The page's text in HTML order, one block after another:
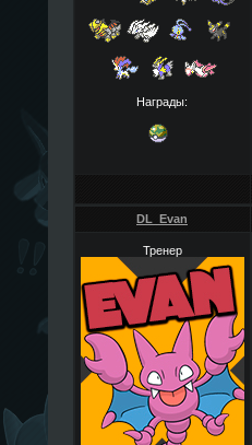
Награды:
DL_Evan
Тренер